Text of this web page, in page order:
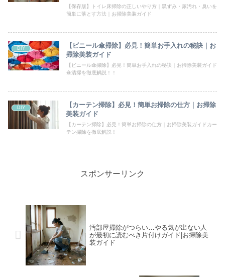
【保存版】トイレ床掃除の正しいやり方｜黒ずみ・尿汚れ・臭いを
簡単に落とす方法｜お掃除美装ガイド
DIY
【ビニール傘掃除】必見！簡単お手入れの秘訣｜お
掃除美装ガイド
【ビニール傘掃除】必見！簡単お手入れの秘訣｜お掃除美装ガイド
傘清掃を徹底解説！！
DIY
【カーテン掃除】必見！簡単お掃除の仕方｜お掃除
美装ガイド
【カーテン掃除】必見！簡単お掃除の仕方｜お掃除美装ガイドカー
テン掃除を徹底解説！
スポンサーリンク
汚部屋掃除がつらい…やる気が出ない人
が最初に読むべき片付けガイド|お掃除美
装ガイド